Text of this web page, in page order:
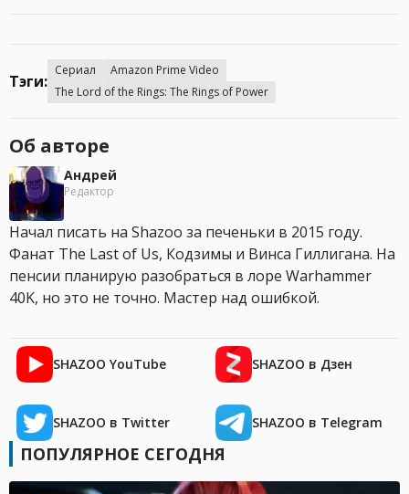
Тэги:
Сериал
Amazon Prime Video
The Lord of the Rings: The Rings of Power
Об авторе
Андрей
Редактор
Начал писать на Shazoo за печеньки в 2015 году.
Фанат The Last of Us, Кодзимы и Винса Гиллигана. На
пенсии планирую разобраться в лоре Warhammer
40K, но это не точно. Мастер над ошибкой.
SHAZOO YouTube SHAZOO в Дзен
SHAZOO в Twitter SHAZOO в Telegram
ПОПУЛЯРНОЕ СЕГОДНЯ